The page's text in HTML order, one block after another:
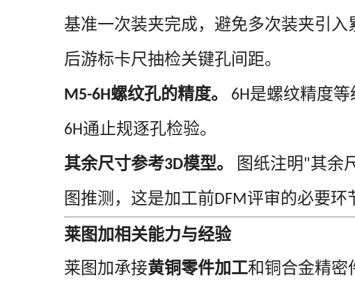
基准一次装夹完成，避免多次装夹引
后游标卡尺抽检关键孔间距。
M5-6H螺纹孔的精度。 6H是螺纹精度
6H通止规逐孔检验。
其余尺寸参考3D模型。 图纸注明 "其余
图推测，这是加工前DFM评审的必要环
莱图加相关能力与经验
莱图加承接黄铜零件加工和铜合金精密